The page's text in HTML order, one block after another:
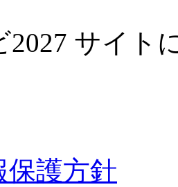
2027 サイト
保護方針